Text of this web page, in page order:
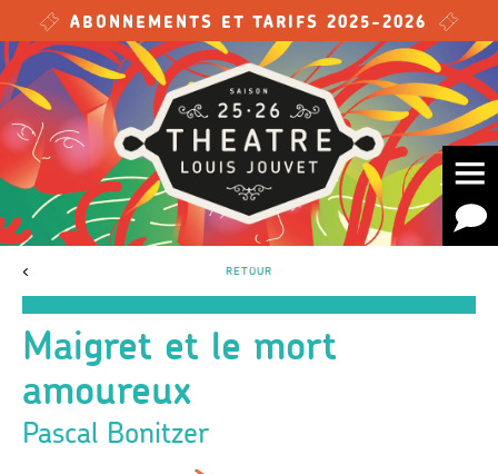
Skip to main content
ABONNEMENTS ET TARIFS 2025-2026
< RETOUR
Maigret et le mort
amoureux
Pascal Bonitzer